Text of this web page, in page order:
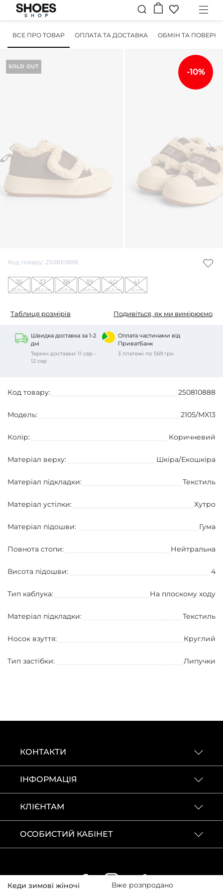
ВСЕ ПРО ТОВАР ОПЛАТА ТА ДОСТАВКА ОБМІН ТА
-10%
SOLD OUT
Код товару: 250810888
36
22,6 см
37
23,2 см
38
23,9 см
39
24,6 см
40
25,3 см
41
26 см
Таблиця розмірів Подивіться, як ми вимірюємо
Кеди зимові жіночі Вже розпродано
Швидка доставка за 1-2
дні
Термін доставки: 11 сер -
12 сер
Оплата частинами від
ПриватБанк
3 платежі по 569 грн
Код товару: 250810888
Модель: 2105/MX13
Колір: Коричневий
Матеріал верху: Шкіра/Екошкіра
Матеріал підкладки: Текстиль
Матеріал устілки: Хутро
Матеріал підошви: Гума
Повнота стопи: Нейтральна
Висота підошви: 4
Тип каблука: На плоскому ходу
Матеріал підкладки: Текстиль
Носок взуття: Круглий
Тип застібки: Липучки
КОНТАКТИ
ІНФОРМАЦІЯ
КЛІЄНТАМ
ОСОБИСТИЙ КАБІНЕТ